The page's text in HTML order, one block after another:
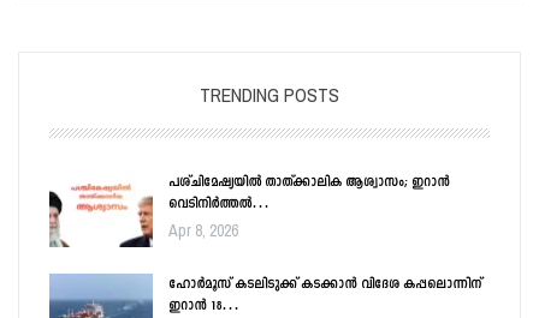
TRENDING POSTS
പശ്ചിമേഷ്യയിൽ താത്ക്കാലിക ആശ്വാസം; ഇറാൻ
വെടിനിർത്തൽ…
Apr 8, 2026
ഹോർമൂസ് കടലിടുക്ക് കടക്കാൻ വിദേശ കപ്പലൊന്നിന്
ഇറാൻ 18…